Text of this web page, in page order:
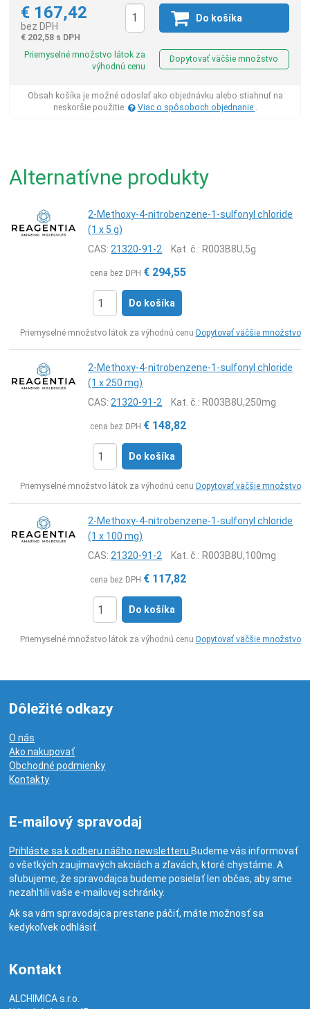
€ 167,42
bez DPH
€ 202,58 s DPH
Do košíka
Priemyselné množstvo látok za
výhodnú cenu
Dopytovať väčšie množstvo
Obsah košíka je možné odoslať ako objednávku alebo stiahnuť na
neskoršie použitie.
Viac o spôsoboch objednanie .
Alternatívne produkty
2-Methoxy-4-nitrobenzene-1-sulfonyl chloride
(1 x 5 g)
CAS: 21320-91-2 Kat. č. : R003B8U,5g
cena bez DPH € 294,55
Do košíka
Priemyselné množstvo látok za výhodnú cenu Dopytovať väčšie množstvo
2-Methoxy-4-nitrobenzene-1-sulfonyl chloride
(1 x 250 mg)
CAS: 21320-91-2 Kat. č. : R003B8U,250mg
cena bez DPH € 148,82
Do košíka
Priemyselné množstvo látok za výhodnú cenu Dopytovať väčšie množstvo
2-Methoxy-4-nitrobenzene-1-sulfonyl chloride
(1 x 100 mg)
CAS: 21320-91-2 Kat. č. : R003B8U,100mg
cena bez DPH € 117,82
Do košíka
Priemyselné množstvo látok za výhodnú cenu Dopytovať väčšie množstvo
Dôležité odkazy
O nás
Ako nakupovať
Obchodné podmienky
Kontakty
E-mailový spravodaj
Prihláste sa k odberu nášho newsletteru. Budeme vás informovať
o všetkých zaujímavých akciách a zľavách, ktoré chystáme. A
sľubujeme, že spravodajca budeme posielať len občas, aby sme
nezahltili vaše e-mailovej schránky.
Ak sa vám spravodajca prestane páčiť, máte možnosť sa
kedykoľvek odhlásiť.
Kontakt
ALCHIMICA s.r.o.